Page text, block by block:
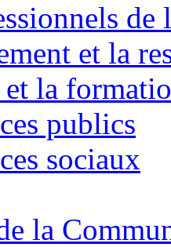
de
et la
la
publics
sociaux
la